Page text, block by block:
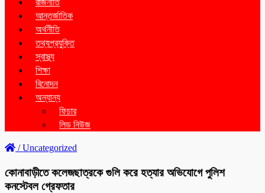
রাজনীতি
আন্তর্জাতিক
অর্থনীতি
তথ্যপ্রযুক্তি
স্বাস্থ্য
শিক্ষা
বিনোদন
অন্যান্য
ফিচার
লিড নিউজ
/Uncategorized
কোনাবাড়ীতে কলেজছাত্রকে গুলি করে হত্যার অভিযোগে পুলিশ
কনস্টেবল গ্রেফতার